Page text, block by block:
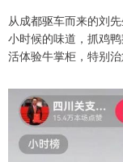
从成都驱车而来的刘
小时候的味道，抓鸡
活体验牛掌柜，特别治